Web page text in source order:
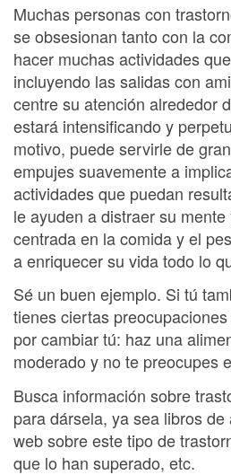
Muchas personas con
se obsesionan tanto con la
hacer muchas actividades
incluyendo las salidas con
centre su atención alrededor
estará intensificando y
motivo, puede servirle de
empujes suavemente a
actividades que puedan
le ayuden a distraer su
centrada en la comida y el
a enriquecer su vida todo lo
Sé un buen ejemplo. Si tú
tienes ciertas
por cambiar tú: haz una
moderado y no te preocupes
Busca información sobre
para dársela, ya sea libros
web sobre este tipo de
que lo han superado, etc.